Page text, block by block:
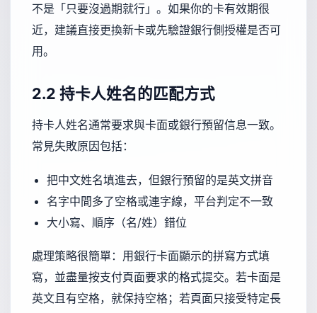
不是「只要沒過期就行」。如果你的卡有效期很
近，建議直接更換新卡或先驗證銀行側授權是否可
用。
2.2 持卡人姓名的匹配方式
持卡人姓名通常要求與卡面或銀行預留信息一致。
常見失敗原因包括：
把中文姓名填進去，但銀行預留的是英文拼音
名字中間多了空格或連字線，平台判定不一致
大小寫、順序（名/姓）錯位
處理策略很簡單：用銀行卡面顯示的拼寫方式填
寫，並盡量按支付頁面要求的格式提交。若卡面是
英文且有空格，就保持空格；若頁面只接受特定長